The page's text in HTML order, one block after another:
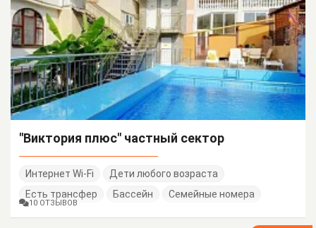
"Виктория плюс" частный сектор
Интернет Wi-Fi
Дети любого возраста
Есть трансфер
Бассейн Семейные номера
10 ОТЗЫВОВ